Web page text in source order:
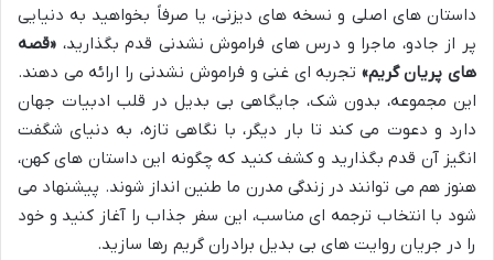
داستان های اصلی و نسخه های دیزنی، یا صرفاً بخواهید به دنیایی
پر از جادو، ماجرا و درس های فراموش نشدنی قدم بگذارید، «قصه
های پریان گریم» تجربه ای غنی و فراموش نشدنی را ارائه می دهند.
این مجموعه، بدون شک، جایگاهی بی بدیل در قلب ادبیات جهان
دارد و دعوت می کند تا بار دیگر، با نگاهی تازه، به دنیای شگفت
انگیز آن قدم بگذارید و کشف کنید که چگونه این داستان های کهن،
هنوز هم می توانند در زندگی مدرن ما طنین انداز شوند. پیشنهاد می
شود با انتخاب ترجمه ای مناسب، این سفر جذاب را آغاز کنید و خود
را در جریان روایت های بی بدیل برادران گریم رها سازید.